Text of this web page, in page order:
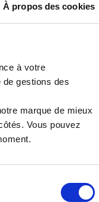
À propos des cookies
à votre
gestions des
marque de mieux
Vous pouvez